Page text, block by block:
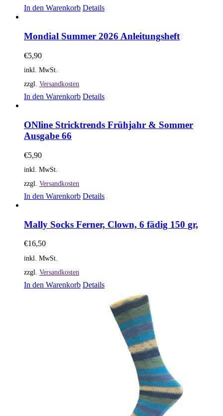
In den Warenkorb Details
Mondial Summer 2026 Anleitungsheft
€5,90
inkl. MwSt.
zzgl. Versandkosten
In den Warenkorb Details
ONline Stricktrends Frühjahr & Sommer
Ausgabe 66
€5,90
inkl. MwSt.
zzgl. Versandkosten
In den Warenkorb Details
Mally Socks Ferner, Clown, 6 fädig 150 gr,
€16,50
inkl. MwSt.
zzgl. Versandkosten
In den Warenkorb Details